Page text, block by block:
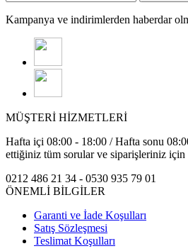
Kampanya ve indirimlerden haberdar
MÜŞTERİ HİZMETLERİ
Hafta içi 08:00 - 18:00 / Hafta sonu
ettiğiniz tüm sorular ve siparişleriniz için
0212 486 21 34 - 0530 935 79 01
ÖNEMLİ BİLGİLER
Garanti ve İade Koşulları
Satış Sözleşmesi
Teslimat Koşulları